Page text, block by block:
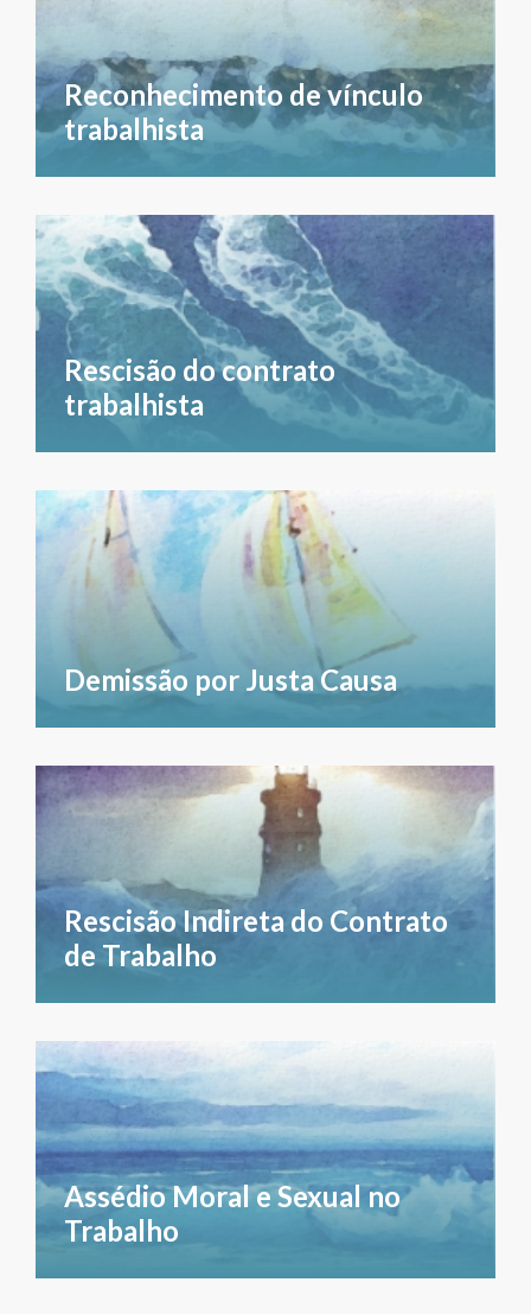
Reconhecimento de vínculo
trabalhista
Rescisão do contrato
trabalhista
Demissão por Justa Causa
Rescisão Indireta do Contrato
de Trabalho
Assédio Moral e Sexual no
Trabalho